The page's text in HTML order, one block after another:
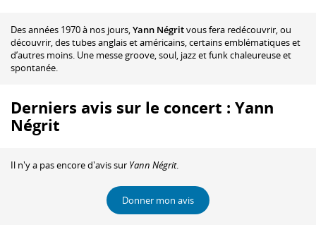
Des années 1970 à nos jours,Yann Négritvous fera redécouvrir, ou
découvrir, des tubes anglais et américains, certains emblématiques et
d’autres moins. Une messe groove, soul, jazz et funk chaleureuse et
spontanée.
Derniers avis sur le concert : Yann
Négrit
Il n'y a pas encore d'avis sur Yann Négrit.
Donner mon avis